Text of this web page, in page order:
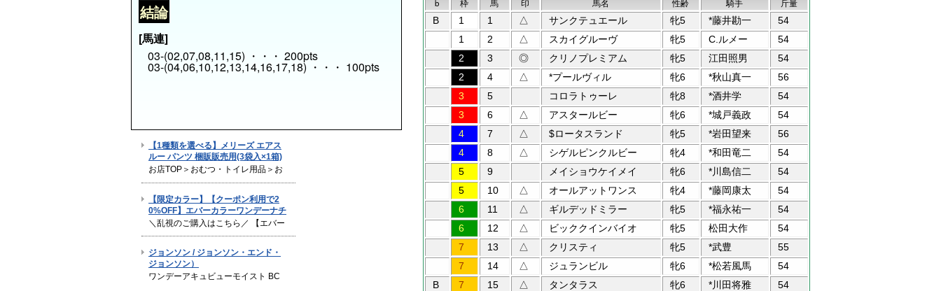
結論
[馬連]
03-(02,07,08,11,15) ・・・ 200pts
03-(04,06,10,12,13,14,16,17,18) ・・・ 100pts
b 枠 馬 印 馬名 性齢 騎手
斤量
B
1 1 △ サンクテュエール 牝5 *藤井勘一
54
1
2 △ スカイグルーヴ 牝5 C.ルメー
54
2
3 ◎ クリノプレミアム 牝5 江田照男
54
2
4 △ *プールヴィル 牝6 *秋山真一
56
3
5 コロラトゥーレ 牝8 *酒井学
54
3
6 △ アスタールビー 牝6 *城戸義政
54
4
7 △ $ロータスランド 牝5 *岩田望来
56
4
8 △ シゲルピンクルビー 牝4 *和田竜二
54
5
9 メイショウケイメイ 牝6 *川島信二
54
5
10 △ オールアットワンス 牝4 *藤岡康太
54
6
11 △ ギルデッドミラー 牝5 *福永祐一
54
6
12 △ ビッククインバイオ 牝5 松田大作
54
7
13 △ クリスティ 牝5 *武豊
55
7
14 △ ジュランビル 牝6 *松若風馬
54
B
7 15 △ タンタラス 牝6 *川田将雅
54